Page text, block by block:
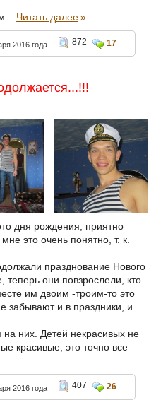
Читать далее»
2016 года 872 17
дня рождения, приятно
это очень понятно, т. к.
празднование Нового
теперь они повзрослели, кто
им двоим -троим-то это
забывают и в праздники, и
них. Детей некрасивых не
красивые, это точно все
2016 года 407 26